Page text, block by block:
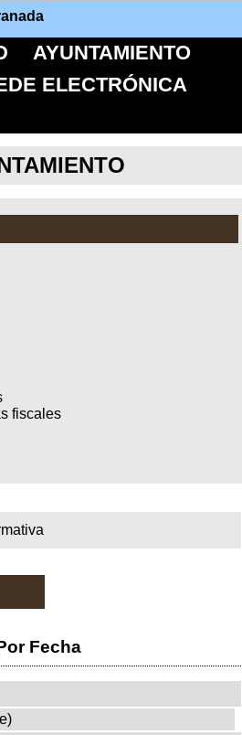
AYUNTAMIENTO
ELECTRÓNICA
fiscales
Fecha